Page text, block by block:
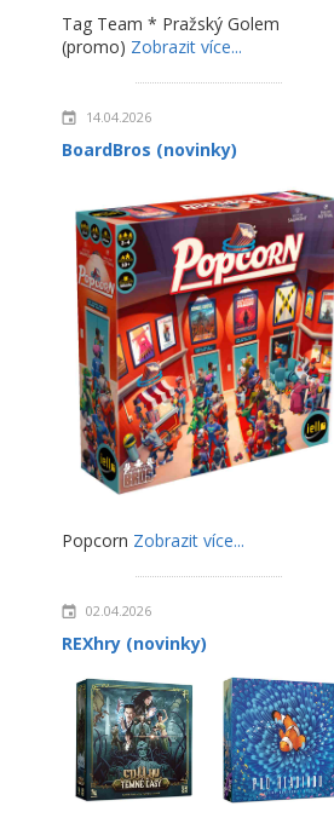
Tag Team * Pražský Golem
(promo) Zobrazit více...
14.04.2026
BoardBros (novinky)
Popcorn Zobrazit více...
02.04.2026
REXhry (novinky)